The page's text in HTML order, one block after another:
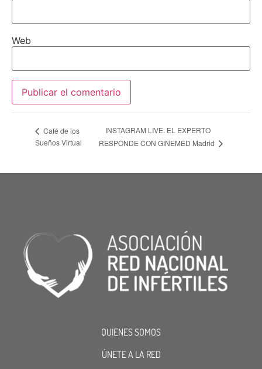
Web
Café de los
Sueños Virtual
INSTAGRAM LIVE. EL EXPERTO
RESPONDE CON GINEMED Madrid
QUIENES SOMOS
ÚNETE A LA RED